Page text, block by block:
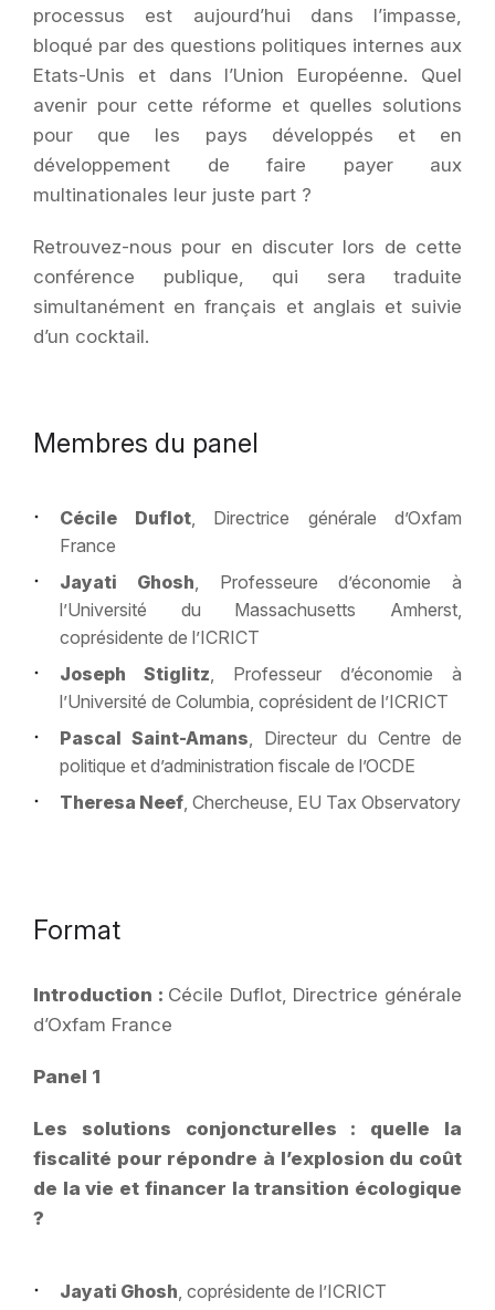
processus est aujourd’hui dans l’impasse,
bloqué par des questions politiques internes aux
Etats-Unis et dans l’Union Européenne. Quel
avenir pour cette réforme et quelles solutions
pour que les pays développés et en
développement de faire payer aux
multinationales leur juste part ?
Retrouvez-nous pour en discuter lors de cette
conférence publique, qui sera traduite
simultanément en français et anglais et suivie
d’un cocktail.
Membres du panel
Cécile Duflot, Directrice générale d’Oxfam
France
Jayati Ghosh, Professeure d’économie à
l’Université du Massachusetts Amherst,
coprésidente de l’ICRICT
Joseph Stiglitz, Professeur d’économie à
l’Université de Columbia, coprésident de l’ICRICT
Pascal Saint-Amans, Directeur du Centre de
politique et d’administration fiscale de l’OCDE
Theresa Neef, Chercheuse, EU Tax Observatory
Format
Introduction : Cécile Duflot, Directrice générale
d’Oxfam France
Panel 1
Les solutions conjoncturelles : quelle la
fiscalité pour répondre à l’explosion du coût
de la vie et financer la transition écologique
?
Jayati Ghosh, coprésidente de l’ICRICT